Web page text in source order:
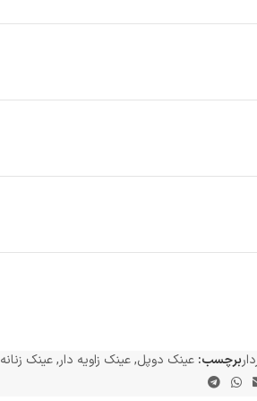
برچسب: عینک دوپل,عینک زاویه دار,عینک زنانه